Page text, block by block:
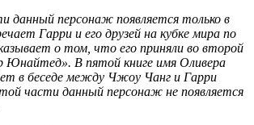
данный персонаж появляется только в
Гарри и его друзей на кубке мира по
о том, что его приняли во второй
Юнайтед». В пятой книге имя Оливера
в беседе между Чжоу Чанг и Гарри
части данный персонаж не появляется